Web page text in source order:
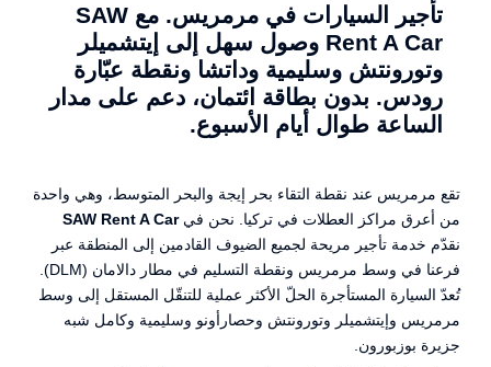
تأجير السيارات في مرمريس. مع SAW
Rent A Car وصول سهل إلى إيتشميلر
وتورونتش وسليمية وداتشا ونقطة عبّارة
رودس. بدون بطاقة ائتمان، دعم على مدار
الساعة طوال أيام الأسبوع.
تقع مرمريس عند نقطة التقاء بحر إيجة والبحر المتوسط، وهي واحدة
من أعرق مراكز العطلات في تركيا. نحن فيSAW Rent A Car
نقدّم خدمة تأجير مريحة لجميع الضيوف القادمين إلى المنطقة عبر
فرعنا في وسط مرمريس ونقطة التسليم في مطار دالامان (DLM).
تُعدّ السيارة المستأجرة الحلّ الأكثر عملية للتنقّل المستقل إلى وسط
مرمريس وإيتشميلر وتورونتش وحصارأونو وسليمية وكامل شبه
جزيرة بوزبورون.